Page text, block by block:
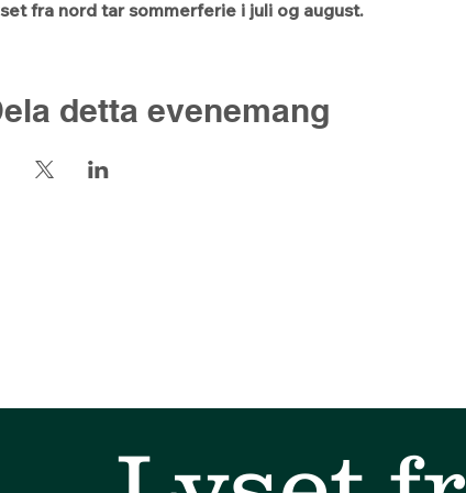
fra nord tar sommerferie i juli og august.
detta evenemang